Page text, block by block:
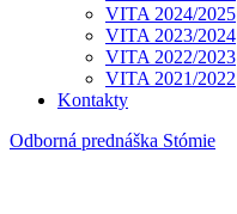
VITA 2024/2025
VITA 2023/2024
VITA 2022/2023
VITA 2021/2022
Kontakty
Odborná prednáška Stómie